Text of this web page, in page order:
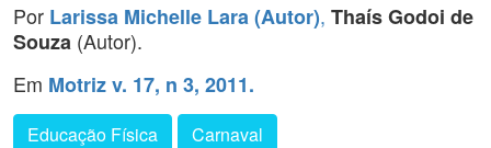
Por Larissa Michelle Lara (Autor), Thaís Godoi de
Souza (Autor).
Em Motriz v. 17, n 3, 2011.
Educação Física Carnaval